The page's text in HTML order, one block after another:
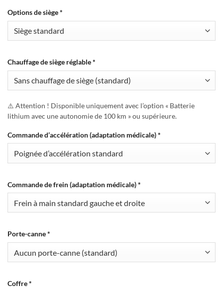
Options de siège*
Chauffage de siège réglable*
⚠️ Attention ! Disponible uniquement avec l’option « Batterie
lithium avec une autonomie de 100 km » ou supérieure.
Commande d’accélération (adaptation médicale)*
Commande de frein (adaptation médicale)*
Porte-canne*
Coffre*